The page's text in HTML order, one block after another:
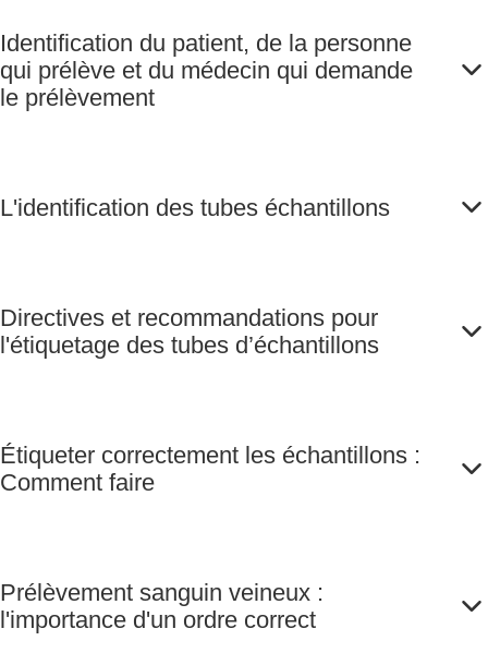
Identification du patient, de la personne
qui prélève et du médecin qui demande
le prélèvement
L'identification des tubes échantillons
Directives et recommandations pour
l'étiquetage des tubes d’échantillons
Étiqueter correctement les échantillons :
Comment faire
Prélèvement sanguin veineux :
l'importance d'un ordre correct